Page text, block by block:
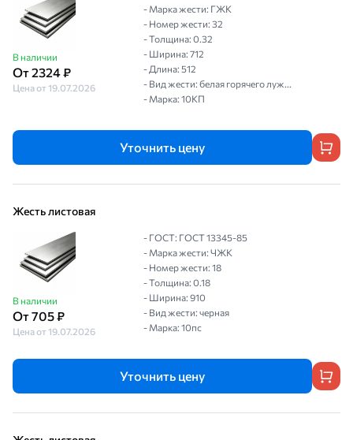
В наличии
От 2324 ₽
Цена от 19.07.2026
- Марка жести: ГЖК
- Номер жести: 32
- Толщина: 0.32
- Ширина: 712
- Длина: 512
- Вид жести: белая горячего луж...
- Марка: 10КП
Уточнить цену
Жесть листовая
В наличии
От 705 ₽
Цена от 19.07.2026
- ГОСТ: ГОСТ 13345-85
- Марка жести: ЧЖК
- Номер жести: 18
- Толщина: 0.18
- Ширина: 910
- Вид жести: черная
- Марка: 10пс
Уточнить цену